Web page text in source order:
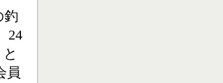
釣
24
員